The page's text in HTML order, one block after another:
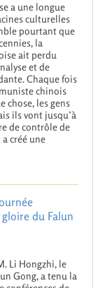
a une longue
culturelles
pourtant que
la
ait perdu
et de
Chaque fois
chinois
chose, les gens
ils vont jusqu’à
de contrôle de
créé une
du Falun
Li Hongzhi, le
Gong, a tenu la